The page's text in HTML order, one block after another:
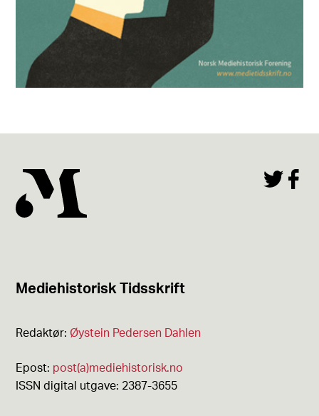
Mediehistorisk Tidsskrift
Redaktør: Øystein Pedersen Dahlen
Epost: post(a)mediehistorisk.no
ISSN digital utgave: 2387-3655